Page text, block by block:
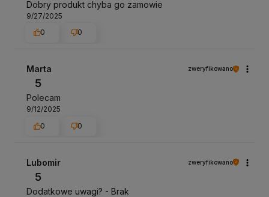
Dobry produkt chyba go zamowie
9/27/2025
0
0
Marta zweryfikowano
5
Polecam
9/12/2025
0
0
Lubomir zweryfikowano
5
Dodatkowe uwagi? - Brak